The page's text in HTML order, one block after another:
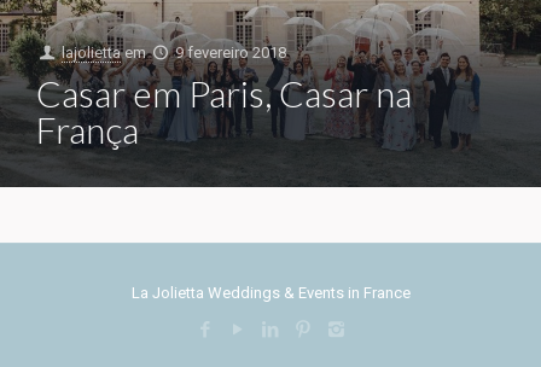
lajolietta em 9 fevereiro 2018
Casar em Paris, Casar na
França
La Jolietta Weddings & Events in France